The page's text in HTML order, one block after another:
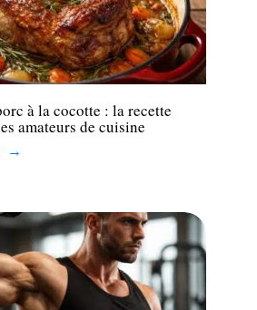
à la cocotte : la recette
amateurs de cuisine